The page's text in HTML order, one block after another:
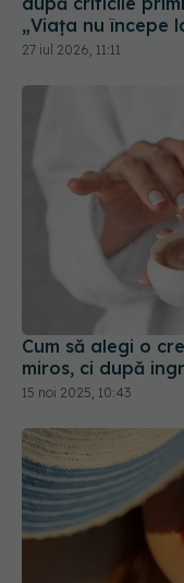
Cum să alegi o
miros, ci după
15 noi 2025, 10:43